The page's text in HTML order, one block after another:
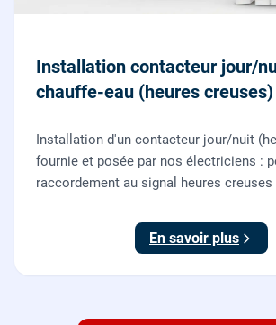
Installation contacteur jour/
chauffe-eau (heures creuses)
Installation d'un contacteur jour/nuit
fournie et posée par nos électriciens :
raccordement au signal heures creuses
En savoir plus